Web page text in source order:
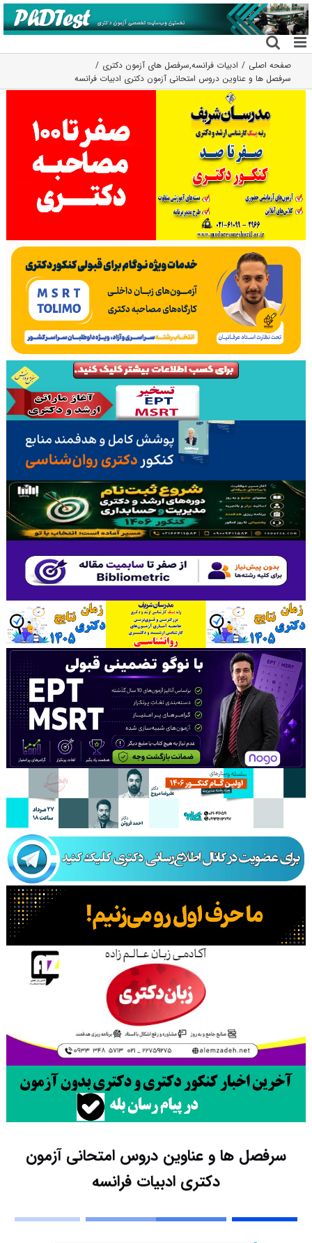
رفتن
به
محتوا
صفحه اصلی ادبیات فرانسه,سرفصل های آزمون دکتری
سرفصل ها و عناوین دروس امتحانی آزمون دکتری ادبیات فرانسه
سرفصل ها و عناوین دروس امتحانی آزمون
دکتری ادبیات فرانسه